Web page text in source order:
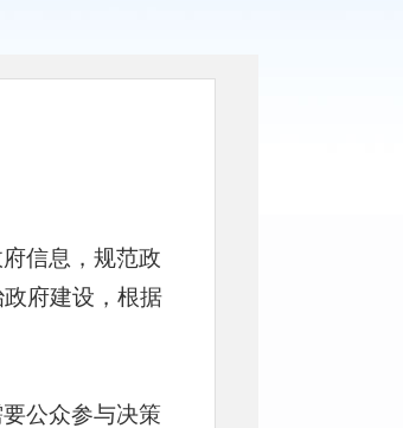
信息，规范政
府建设，根据
公众参与决策